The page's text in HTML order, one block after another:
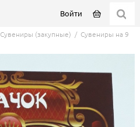
Войти
Сувениры (закупные) / Сувениры на 9